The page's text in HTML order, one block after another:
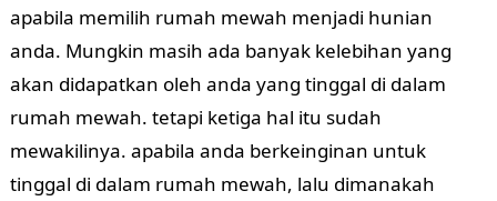
apabila memilih rumah mewah menjadi hunian
anda. Mungkin masih ada banyak kelebihan yang
akan didapatkan oleh anda yang tinggal di dalam
rumah mewah. tetapi ketiga hal itu sudah
mewakilinya. apabila anda berkeinginan untuk
tinggal di dalam rumah mewah, lalu dimanakah